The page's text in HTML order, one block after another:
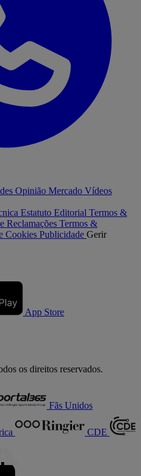
Opinião Mercado Vídeos
Estatuto Editorial Termos &
Reclamações Termos &
Cookies Publicidade Gerir
App Store
os direitos reservados.
Fãs Unidos
CDE